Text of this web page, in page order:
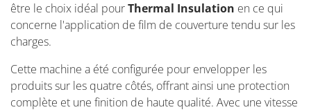
être le choix idéal pourThermal Insulation en ce qui
concerne l'application de film de couverture tendu sur les
charges.
Cette machine a été configurée pour envelopper les
produits sur les quatre côtés, offrant ainsi une protection
complète et une finition de haute qualité. Avec une vitesse